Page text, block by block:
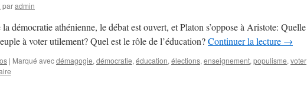
paradmin
démocratie athénienne, le débat est ouvert, et Platon s’oppose à Aristote: Quelle
à voter utilement? Quel est le rôle de l’éducation?Continuer la lecture →
| Marqué avecdémagogie, démocratie, éducation, élections, enseignement, populisme, voter